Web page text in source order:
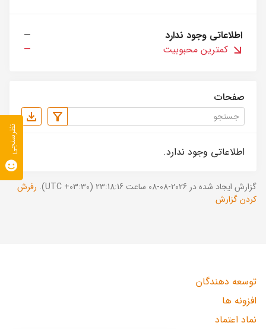
اطلاعاتی وجود ندارد
—
کمترین محبوبیت
—
صفحات
اطلاعاتی وجود ندارد.
گزارش ایجاد شده در 2026-08-08 ساعت 23:18:16 (UTC +03:30).
رفرش
کردن گزارش
توسعه دهندگان
افزونه ها
نماد اعتماد
نظرسنجی